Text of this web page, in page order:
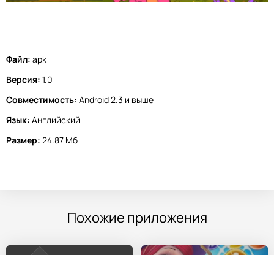
Файл: apk
Версия: 1.0
Совместимость: Android 2.3 и выше
Язык: Английский
Размер: 24.87 Мб
Похожие приложения